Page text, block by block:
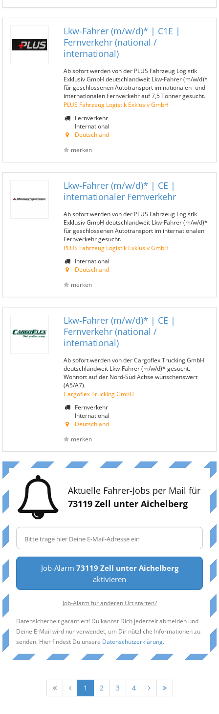
Lkw-Fahrer (m/w/d)* | C1E |
Fernverkehr (national /
international)
Ab sofort werden von der PLUS Fahrzeug Logistik
Exklusiv GmbH deutschlandweit Lkw-Fahrer (m/w/d)*
für geschlossenen Autotransport im nationalen- und
internationalen Fernverkehr auf 7,5 Tonner gesucht.
PLUS Fahrzeug Logistik Exklusiv GmbH
Fernverkehr
International
Deutschland
merken
Lkw-Fahrer (m/w/d)* | CE |
internationaler Fernverkehr
Ab sofort werden von der PLUS Fahrzeug Logistik
Exklusiv GmbH deutschlandweit Lkw-Fahrer (m/w/d)*
für geschlossenen Autotransport im internationalen
Fernverkehr gesucht.
PLUS Fahrzeug Logistik Exklusiv GmbH
International
Deutschland
merken
Lkw-Fahrer (m/w/d)* | CE |
Fernverkehr (national /
international)
Ab sofort werden von der Cargoflex Trucking GmbH
deutschlandweit Lkw-Fahrer (m/w/d)* gesucht.
Wohnort auf der Nord-Süd Achse wünschenswert
(A5/A7).
Cargoflex Trucking GmbH
Fernverkehr
International
Deutschland
merken
Aktuelle Fahrer-Jobs per Mail für
73119 Zell unter Aichelberg
Job-Alarm 73119 Zell unter Aichelberg
aktivieren
Job-Alarm für anderen Ort starten?
Datensicherheit garantiert! Du kannst Dich jederzeit abmelden und
Deine E-Mail wird nur verwendet, um Dir nützliche Informationen zu
senden. Hier findest Du unsere Datenschutzerklärung.
1 2 3 4